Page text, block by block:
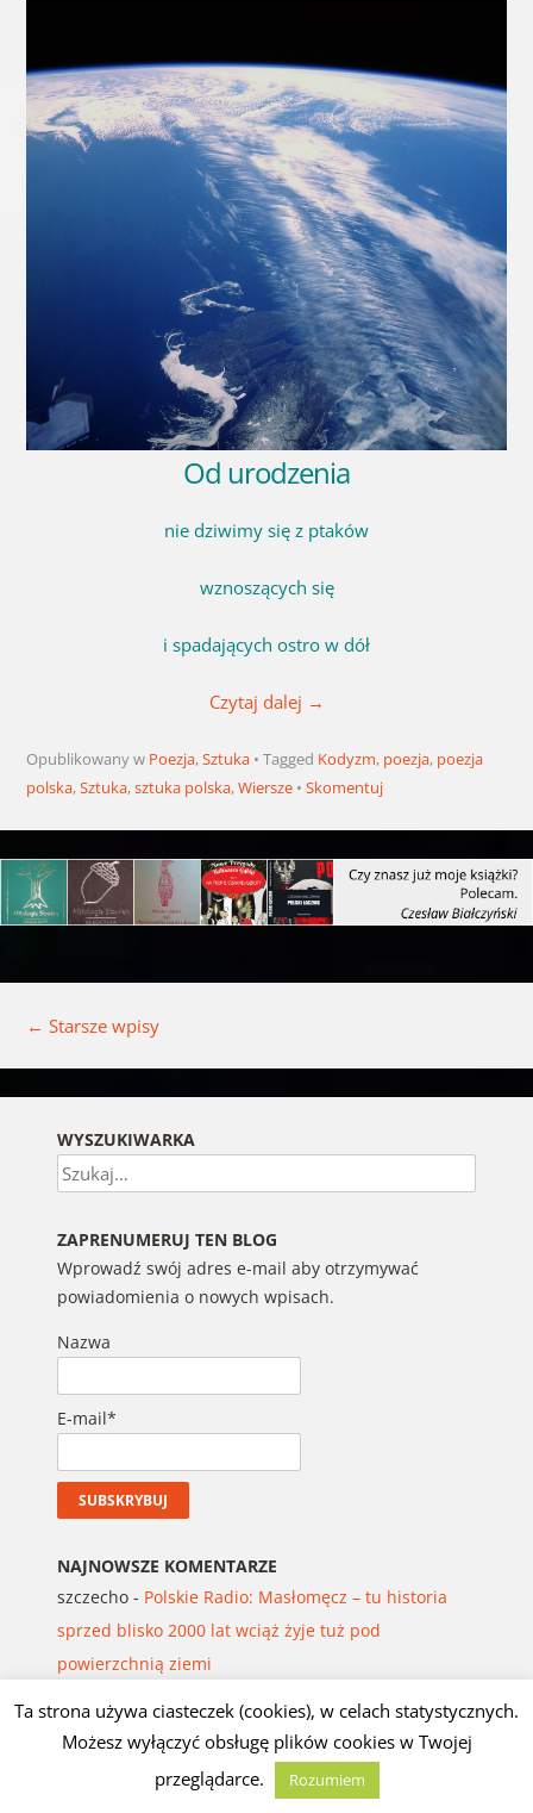
Od urodzenia
nie dziwimy się z ptaków
wznoszących się
i spadających ostro w dół
Czytaj dalej →
Opublikowany w Poezja,Sztuka Tagged Kodyzm, poezja, poezja
polska,Sztuka,sztuka polska,Wiersze Skomentuj
← Starsze wpisy
WYSZUKIWARKA
Szukaj
ZAPRENUMERUJ TEN BLOG
Wprowadź swój adres e-mail aby otrzymywać
powiadomienia o nowych wpisach.
Nazwa
E-mail*
NAJNOWSZE KOMENTARZE
szczecho- Polskie Radio: Masłomęcz – tu historia
sprzed blisko 2000 lat wciąż żyje tuż pod
powierzchnią ziemi
PISMA I PAMIĘCI
Andromeda: Rosyjski intelektualista
sarkastycznie komentuje najnowsze rosyjskie klęski,
Ta strona używa ciasteczek (cookies), w celach statystycznych.
Możesz wyłączyć obsługę plików cookies w Twojej
przeglądarce.
Rozumiem